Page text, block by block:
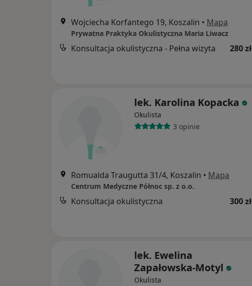
Wojciecha Korfantego 19, Koszalin • Mapa
Prywatna Praktyka Okulistyczna Maria Liwacz
Konsultacja okulistyczna - Pełna wizyta 280 zł
lek. Karolina Kopacka
Okulista
3 opinie
Romualda Traugutta 31/4, Koszalin • Mapa
Centrum Medyczne Północ sp. z o.o.
Konsultacja okulistyczna 300 zł
lek. Ewelina
Zapałowska-Motyl
Okulista